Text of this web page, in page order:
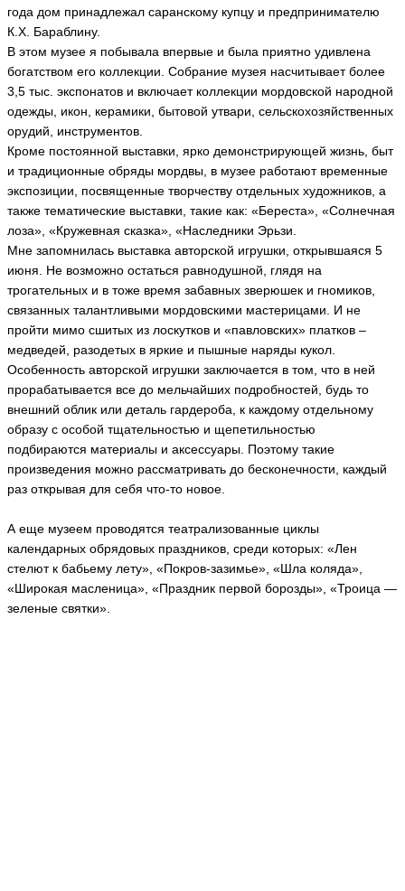
года дом принадлежал саранскому купцу и предпринимателю
К.Х. Бараблину.
В этом музее я побывала впервые и была приятно удивлена
богатством его коллекции. Собрание музея насчитывает более
3,5 тыс. экспонатов и включает коллекции мордовской народной
одежды, икон, керамики, бытовой утвари, сельскохозяйственных
орудий, инструментов.
Кроме постоянной выставки, ярко демонстрирующей жизнь, быт
и традиционные обряды мордвы, в музее работают временные
экспозиции, посвященные творчеству отдельных художников, а
также тематические выставки, такие как: «Береста», «Солнечная
лоза», «Кружевная сказка», «Наследники Эрьзи.
Мне запомнилась выставка авторской игрушки, открывшаяся 5
июня. Не возможно остаться равнодушной, глядя на
трогательных и в тоже время забавных зверюшек и гномиков,
связанных талантливыми мордовскими мастерицами. И не
пройти мимо сшитых из лоскутков и «павловских» платков –
медведей, разодетых в яркие и пышные наряды кукол.
Особенность авторской игрушки заключается в том, что в ней
прорабатывается все до мельчайших подробностей, будь то
внешний облик или деталь гардероба, к каждому отдельному
образу с особой тщательностью и щепетильностью
подбираются материалы и аксессуары. Поэтому такие
произведения можно рассматривать до бесконечности, каждый
раз открывая для себя что-то новое.
А еще музеем проводятся театрализованные циклы
календарных обрядовых праздников, среди которых: «Лен
стелют к бабьему лету», «Покров-зазимье», «Шла коляда»,
«Широкая масленица», «Праздник первой борозды», «Троица —
зеленые святки».